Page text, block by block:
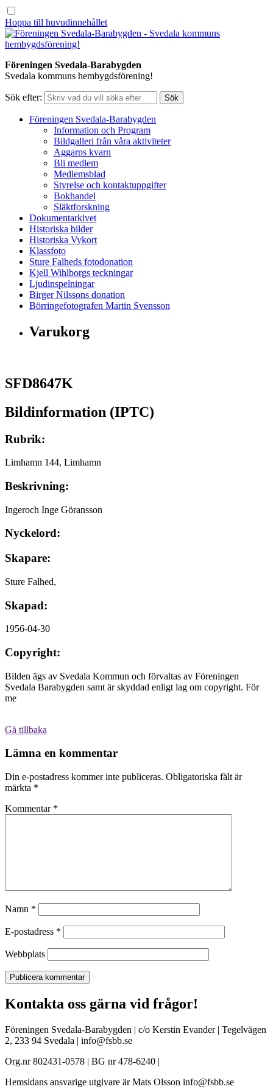
Hoppa till huvudinnehållet
Föreningen Svedala-Barabygden
Svedala kommuns hembygdsförening!
Sök efter:
Föreningen Svedala-Barabygden
Information och Program
Bildgalleri från våra aktiviteter
Aggarps kvarn
Bli medlem
Medlemsblad
Styrelse och kontaktuppgifter
Bokhandel
Släktforskning
Dokumentarkivet
Historiska bilder
Historiska Vykort
Klassfoto
Sture Falheds fotodonation
Kjell Wihlborgs teckningar
Ljudinspelningar
Birger Nilssons donation
Börringefotografen Martin Svensson
Varukorg
SFD8647K
Bildinformation (IPTC)
Rubrik:
Limhamn 144, Limhamn
Beskrivning:
Ingeroch Inge Göransson
Nyckelord:
Skapare:
Sture Falhed,
Skapad:
1956-04-30
Copyright:
Bilden ägs av Svedala Kommun och förvaltas av Föreningen
Svedala Barabygden samt är skyddad enligt lag om copyright. För
me
Gå tillbaka
Lämna en kommentar
Din e-postadress kommer inte publiceras. Obligatoriska fält är
märkta *
Kommentar *
Namn *
E-postadress *
Webbplats
Kontakta oss gärna vid frågor!
Föreningen Svedala-Barabygden | c/o Kerstin Evander | Tegelvägen
2, 233 94 Svedala | info@fsbb.se
Org.nr 802431-0578 | BG nr 478-6240 |
Hemsidans ansvarige utgivare är Mats Olsson info@fsbb.se